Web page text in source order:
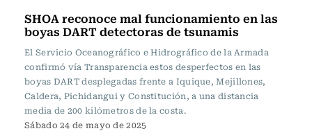
SHOA reconoce mal funcionamiento en las
boyas DART detectoras de tsunamis
El Servicio Oceanográfico e Hidrográfico de la Armada
confirmó vía Transparencia estos desperfectos en las
boyas DART desplegadas frente a Iquique, Mejillones,
Caldera, Pichidangui y Constitución, a una distancia
media de 200 kilómetros de la costa.
Sábado 24 de mayo de 2025